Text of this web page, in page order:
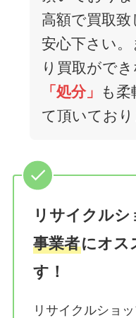
高額で買取
安心下さい。
り買取がで
「処分」
も
て頂いており
リサイクル
事業者にオス
す！
リサイクルショ